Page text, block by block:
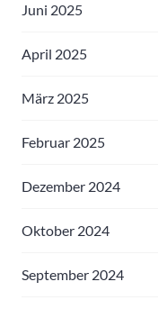
Juni 2025
April 2025
März 2025
Februar 2025
Dezember 2024
Oktober 2024
September 2024